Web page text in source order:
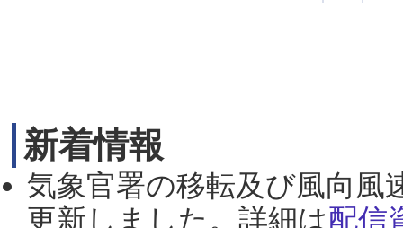
新着情報
気象官署の移転及び風向風
更新しました。詳細は配信